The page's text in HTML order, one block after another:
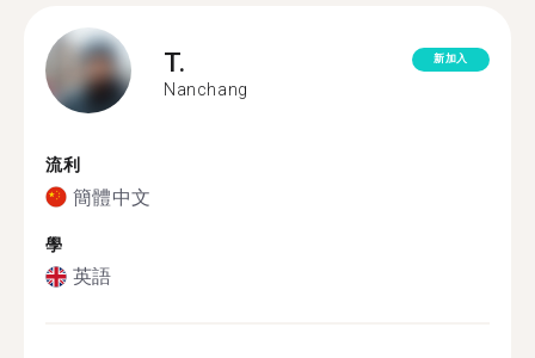
T.
Nanchang
新加入
流利
簡體中文
學
英語